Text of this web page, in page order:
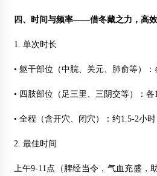
四、时间与频率——借冬藏之力，高
1. 单次时长
• 躯干部位（中脘、关元、肺俞等）：
• 四肢部位（足三里、三阴交等）：各
• 全程（含开穴、闭穴）：约1.5-2小
2. 最佳时间
上午9-11点（脾经当令，气血充盛，